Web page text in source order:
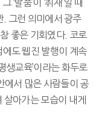
‘발품’이 ‘취재’일 때
. 그런 의미에서 광주
좋은 기회였다. 코로
도 웹진 발행이 계속
생교육’이라는 화두로
에서 많은 사람들이 공
살아가는 모습이 내게